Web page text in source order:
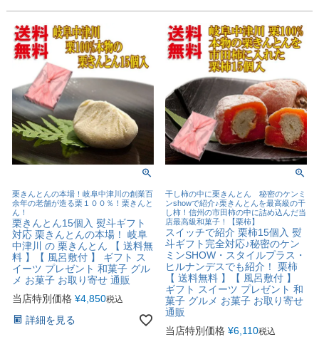
栗きんとんの本場！岐阜中津川の創業百
余年の老舗が造る栗１００％！栗きんと
ん！
栗きんとん15個入 熨斗ギフト
対応 栗きんとんの本場！ 岐阜
中津川 の 栗きんとん 【 送料無
料 】【 風呂敷付 】 ギフト ス
イーツ プレゼント 和菓子 グル
メ お菓子 お取り寄せ 通販
当店特別価格 ¥4,850税込
詳細を見る
干し柿の中に栗きんとん 秘密のケンミ
ンshowで紹介♪栗きんとんを最高級の干
し柿！信州の市田柿の中に詰め込んだ当
店最高級和菓子！【栗柿】
スイッチで紹介 栗柿15個入 熨
斗ギフト完全対応♪秘密のケン
ミンSHOW・スタイルプラス・
ヒルナンデスでも紹介！ 栗柿
【 送料無料 】【 風呂敷付 】
ギフト スイーツ プレゼント 和
菓子 グルメ お菓子 お取り寄せ
通販
当店特別価格 ¥6,110税込